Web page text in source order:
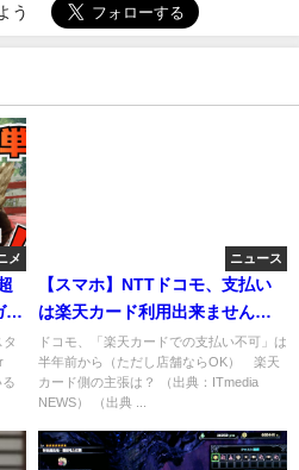
う
メ
チ
ニュース
【スマホ】NTTドコモ、支払い
は楽天カード利用出来ません！
auとソフトバンクは楽天カード
OKです。利用出来ない理由がひ
どい
ドコモ、「楽天カードでの支払い不可」は
半年前から（ただし店舗ならOK） 楽天
カード側の主張は？ （出典：ITmedia
NEWS） （出典 ...